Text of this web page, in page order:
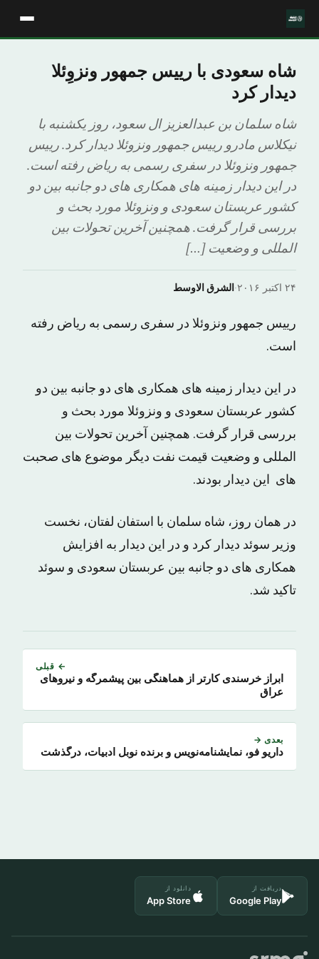
شاه سعودی با رییس جمهور ونزوِئلا
دیدار کرد
شاه سلمان بن عبدالعزیز ال سعود، روز یکشنبه با
نیکلاس مادرو رییس جمهور ونزوئلا دیدار کرد. رییس
جمهور ونزوئلا در سفری رسمی به ریاض رفته است.
در این دیدار زمینه های همکاری های دو جانبه بین دو
کشور عربستان سعودی و ونزوئلا مورد بحث و
بررسی قرار گرفت. همچنین آخرین تحولات بین
المللی و وضعیت […]
الشرق الاوسط· ۲۴ اکتبر ۲۰۱۶
رییس جمهور ونزوئلا در سفری رسمی به ریاض رفته
است.
در این دیدار زمینه های همکاری های دو جانبه بین دو
کشور عربستان سعودی و ونزوئلا مورد بحث و
بررسی قرار گرفت. همچنین آخرین تحولات بین
المللی و وضعیت قیمت نفت دیگر موضوع های صحبت
های این دیدار بودند.
در همان روز، شاه سلمان با استفان لفتان، نخست
وزیر سوئد دیدار کرد و در این دیدار به افزایش
همکاری های دو جانبه بین عربستان سعودی و سوئد
تاکید شد.
← قبلی
ابراز خرسندی کارتر از هماهنگی بین پیشمرگه و نیروهای
عراق
بعدی →
داریو فو، نمایشنامه‌نویس و برنده نوبل ادبیات، درگذشت
دریافت از
Google Play
دانلود از
App Store